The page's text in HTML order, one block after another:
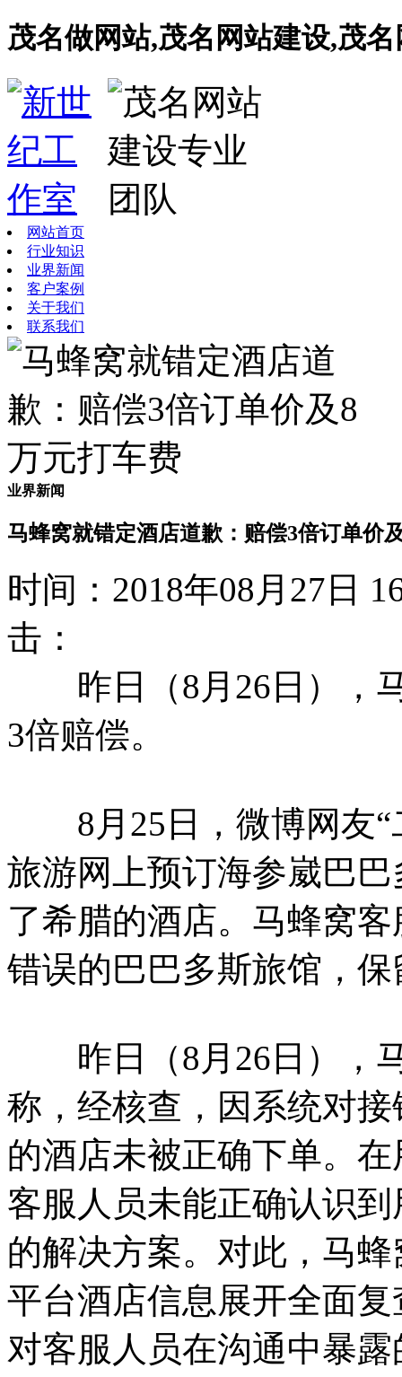
茂名做网站,茂名网站建设,茂
网站首页
行业知识
业界新闻
客户案例
关于我们
联系我们
业界新闻
马蜂窝就错定酒店道歉：赔偿3倍订单价
时间：2018年08月27
击：
昨日（8月26日），马
3倍赔偿。
8月25日，微博网友“
旅游网上预订海参崴巴
了希腊的酒店。马蜂窝
错误的巴巴多斯旅馆，
昨日（8月26日），马
称，经核查，因系统对
的酒店未被正确下单。
客服人员未能正确认识
的解决方案。对此，马
平台酒店信息展开全面
对客服人员在沟通中暴